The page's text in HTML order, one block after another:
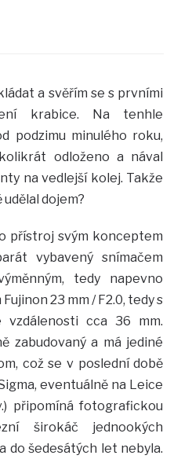
a svěřím se s prvními
krabice. Na tenhle
podzimu minulého roku,
odloženo a nával
na vedlejší kolej. Takže
udělal dojem?
přístroj svým konceptem
vybavený snímačem
tedy napevno
23 mm / F2.0, tedy s
vzdálenosti cca 36 mm.
zabudovaný a má jediné
což se v poslední době
eventuálně na Leice
připomíná fotografickou
širokáč jednookých
do šedesátých let nebyla.